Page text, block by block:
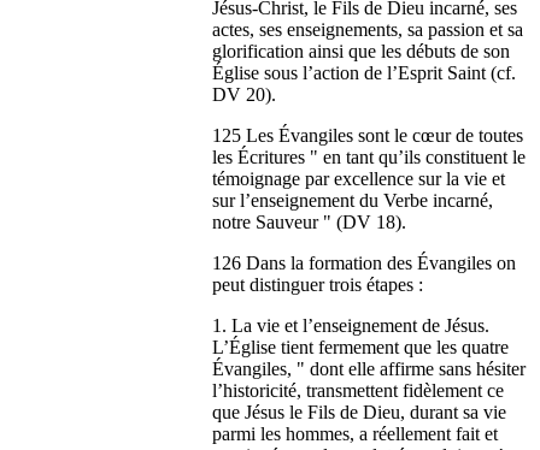
Jésus-Christ, le Fils de Dieu incarné, ses
actes, ses enseignements, sa passion et sa
glorification ainsi que les débuts de son
Église sous l’action de l’Esprit Saint (cf.
DV 20).
125 Les Évangiles sont le cœur de toutes
les Écritures " en tant qu’ils constituent le
témoignage par excellence sur la vie et
sur l’enseignement du Verbe incarné,
notre Sauveur " (DV 18).
126 Dans la formation des Évangiles on
peut distinguer trois étapes :
1. La vie et l’enseignement de Jésus.
L’Église tient fermement que les quatre
Évangiles, " dont elle affirme sans hésiter
l’historicité, transmettent fidèlement ce
que Jésus le Fils de Dieu, durant sa vie
parmi les hommes, a réellement fait et